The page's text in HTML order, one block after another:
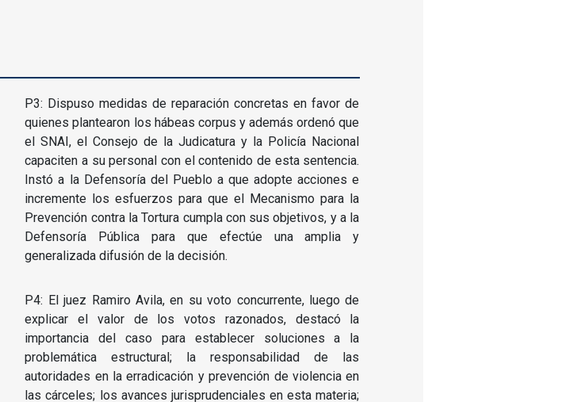
P3: Dispuso medidas de reparación concretas en favor de
quienes plantearon los hábeas corpus y además ordenó que
el SNAI, el Consejo de la Judicatura y la Policía Nacional
capaciten a su personal con el contenido de esta sentencia.
Instó a la Defensoría del Pueblo a que adopte acciones e
incremente los esfuerzos para que el Mecanismo para la
Prevención contra la Tortura cumpla con sus objetivos, y a la
Defensoría Pública para que efectúe una amplia y
generalizada difusión de la decisión.
P4: El juez Ramiro Avila, en su voto concurrente, luego de
explicar el valor de los votos razonados, destacó la
importancia del caso para establecer soluciones a la
problemática estructural; la responsabilidad de las
autoridades en la erradicación y prevención de violencia en
las cárceles; los avances jurisprudenciales en esta materia;